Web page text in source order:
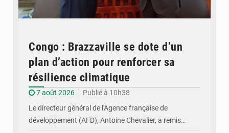
Congo : Brazzaville se dote d’un
plan d’action pour renforcer sa
résilience climatique
7 août 2026
Publié à 10h38
Le directeur général de l'Agence française de
développement (AFD), Antoine Chevalier, a remis…